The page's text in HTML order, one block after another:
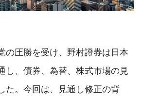
の圧勝を受け、野村證券は日本
し、債券、為替、株式市場の見
た。今回は、見通し修正の背